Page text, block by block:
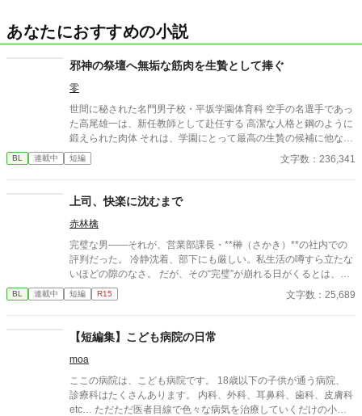
あなたにおすすめの小説
邪神の祭壇へ無垢な筋肉を生贄として捧ぐ
零
世間に秘された名門男子校・平坂学園体育科 空手の名選手であっ
た高尾雄一は、新任教師として赴任する 高潔な人格と鋼のように
鍛えられた肉体 それは、学園にとって最高の生贄の候補に他なら
なかった 至高の筋肉を持つ、精神を削られ意志をなくした青年を
太古の神に捧げるため、“水”、“風”、“土”の信奉者達が暗躍する 意
校で繰り広げられるダークファンタジー
BL 連載中 短編 文字数：236,341
上司、快楽に沈むまで
赤林檎
完璧な男――それが、営業部課長・**榊（さかき）**の社内での
評判だった。 冷静沈着、部下にも厳しい。私生活の噂すら立たな
いほどの隙のなさ。 だが、その“完璧”が崩れる日がくるとは、誰
も想像していなかった。 入社三年目の篠原は、榊の直属の部下。
真面目だが強気で、どこか挑発的な笑みを浮かべる青年。 ある
原は上司に向かって、いつもの穏やかな口調を崩した。「……そ
んな顔、部下には見せないんですね」 疲労で僅かに緩んだ榊の表
情。 その弱さを見逃さず、篠原はデスク越しに距離を詰める。
「強がらなくていいですよ。俺の前では、もう」 指先が榊のネク
タイを掴む。 引き寄せられた瞬間、榊の理性は音を立てて崩れ
た。 拒むことも、許すこともできないまま、 彼は“部下”の手によ
BL 連載中 短編 R15 文字数：25,689
【短編集】こども病院の日常
moa
ここの病院は、こども病院です。 18歳以下の子供が通う病院、
診療科はたくさんあります。 内科、外科、耳鼻科、歯科、皮膚科
etc… ただただ医者目線で色々な病気を治療していくだけの小説